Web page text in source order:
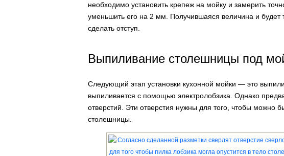
необходимо установить крепеж на мойку и замерить
уменьшить его на 2 мм. Получившаяся величина и
сделать отступ.
Выпиливание столешницы под
Следующий этап установки кухонной мойки — это
выпиливается с помощью электролобзика. Однако
отверстий. Эти отверстия нужны для того, чтобы можно
столешницы.